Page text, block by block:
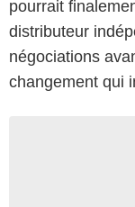
pourrait
distributeur
négociations
changement qui